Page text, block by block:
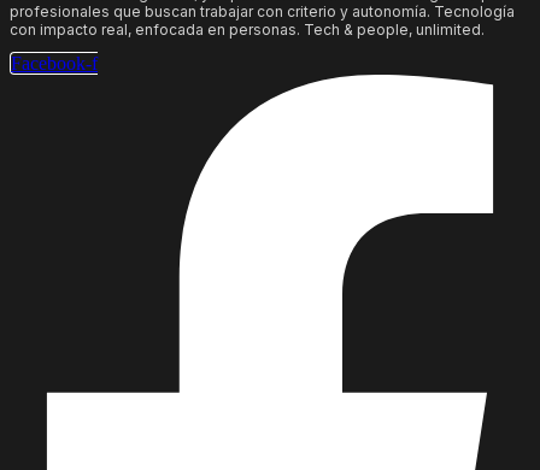
profesionales que buscan trabajar con criterio y autonomía. Tecnología
con impacto real, enfocada en personas. Tech & people, unlimited.
Facebook-f